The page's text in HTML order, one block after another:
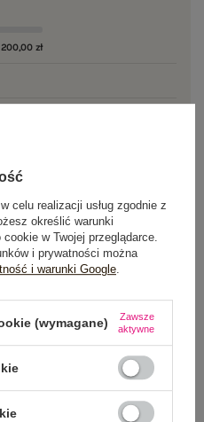
200,00 zł
celu realizacji usług zgodnie z
określić warunki
w Twojej przeglądarce.
i prywatności można
i warunki Google
(wymagane)
Zawsze
aktywne